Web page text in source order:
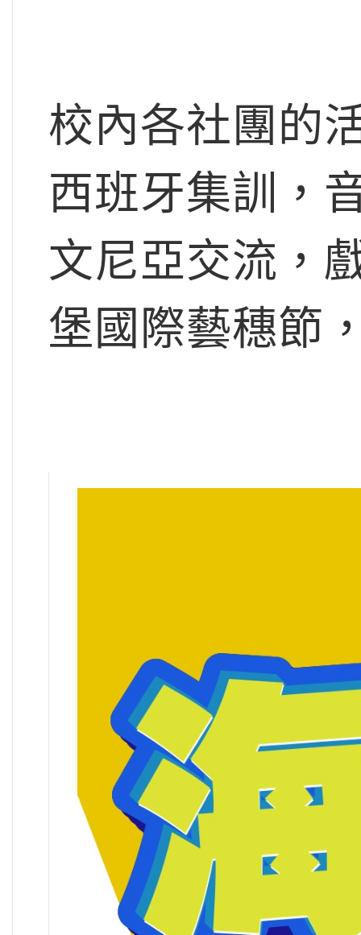
校內各社團的
西班牙集訓，
文尼亞交流，
堡國際藝穗節